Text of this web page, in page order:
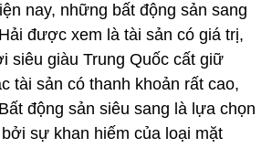
nay, những bất động sản sang
được xem là tài sản có giá trị,
siêu giàu Trung Quốc cất giữ
tài sản có thanh khoản rất cao,
động sản siêu sang là lựa chọn
sự khan hiếm của loại mặt